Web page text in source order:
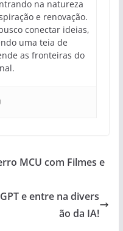
na natureza
e renovação.
conectar ideias,
uma teia de
as fronteiras do
MCU com Filmes e
e entre na divers
ão da IA!